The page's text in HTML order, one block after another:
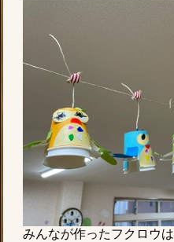
みんなが作ったフクロウは